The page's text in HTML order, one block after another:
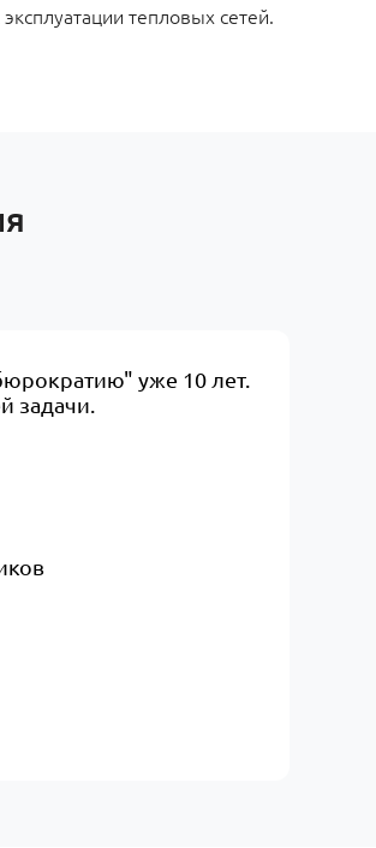
тепловых сетей.
уже 10 лет.
задачи.​